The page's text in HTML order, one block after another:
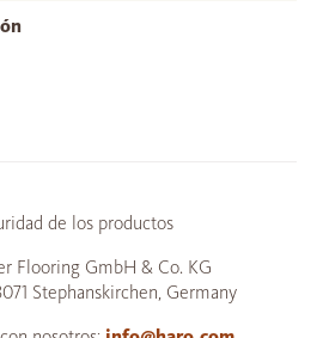
de los productos
Flooring GmbH & Co. KG
Stephanskirchen, Germany